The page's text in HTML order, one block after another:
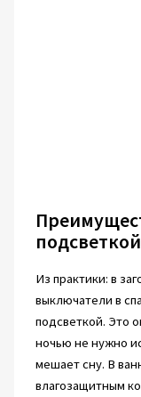
Из практики: в
выключатели в
подсветкой. Это
ночью не нужно
мешает сну. В
влагозащитным